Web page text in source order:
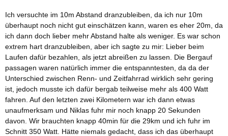
Ich versuchte im 10m Abstand dranzubleiben, da ich nur 10m
überhaupt noch nicht gut einschätzen kann, waren es eher 20m, da
ich dann doch lieber mehr Abstand halte als weniger. Es war schon
extrem hart dranzubleiben, aber ich sagte zu mir: Lieber beim
Laufen dafür bezahlen, als jetzt abreißen zu lassen. Die Bergauf
passagen waren natürlich immer die entspanntesten, da da der
Unterschied zwischen Renn- und Zeitfahrrad wirklich sehr gering
ist, jedoch musste ich dafür bergab teilweise mehr als 400 Watt
fahren. Auf den letzten zwei Kilometern war ich dann etwas
unaufmerksam und Niklas fuhr mir noch knapp 20 Sekunden
davon. Wir brauchten knapp 40min für die 29km und ich fuhr im
Schnitt 350 Watt. Hätte niemals gedacht, dass ich das überhaupt